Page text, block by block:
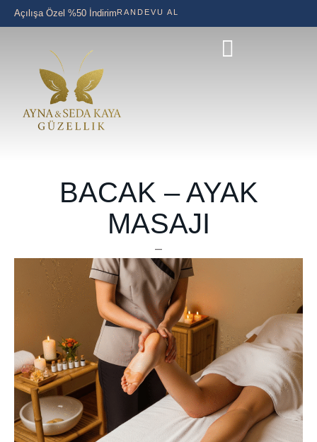
Açılışa Özel %50 İndirimRANDEVU AL
BACAK – AYAK
MASAJI
–